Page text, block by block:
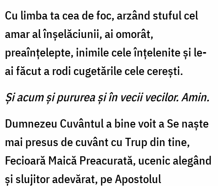
Cu limba ta cea de foc, arzând stuful cel
amar al înşelăciunii, ai omorât,
preaînţelepte, inimile cele înţelenite şi le-
ai făcut a rodi cugetările cele cereşti.
Şi acum şi pururea şi în vecii vecilor. Amin.
Dumnezeu Cuvântul a bine voit a Se naşte
mai presus de cuvânt cu Trup din tine,
Fecioară Maică Preacurată, ucenic alegând
şi slujitor adevărat, pe Apostolul